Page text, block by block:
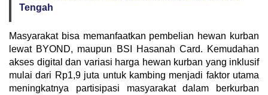
Tengah
Masyarakat bisa memanfaatkan pembelian hewan kurban
lewat BYOND, maupun BSI Hasanah Card. Kemudahan
akses digital dan variasi harga hewan kurban yang inklusif
mulai dari Rp1,9 juta untuk kambing menjadi faktor utama
meningkatnya partisipasi masyarakat dalam berkurban